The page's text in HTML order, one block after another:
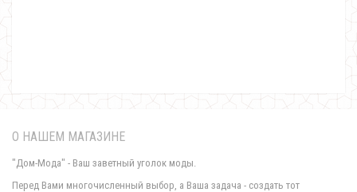
О НАШЕМ МАГАЗИНЕ
"Дом-Мода" - Ваш заветный уголок моды.
Перед Вами многочисленный выбор, а Ваша задача - создать тот